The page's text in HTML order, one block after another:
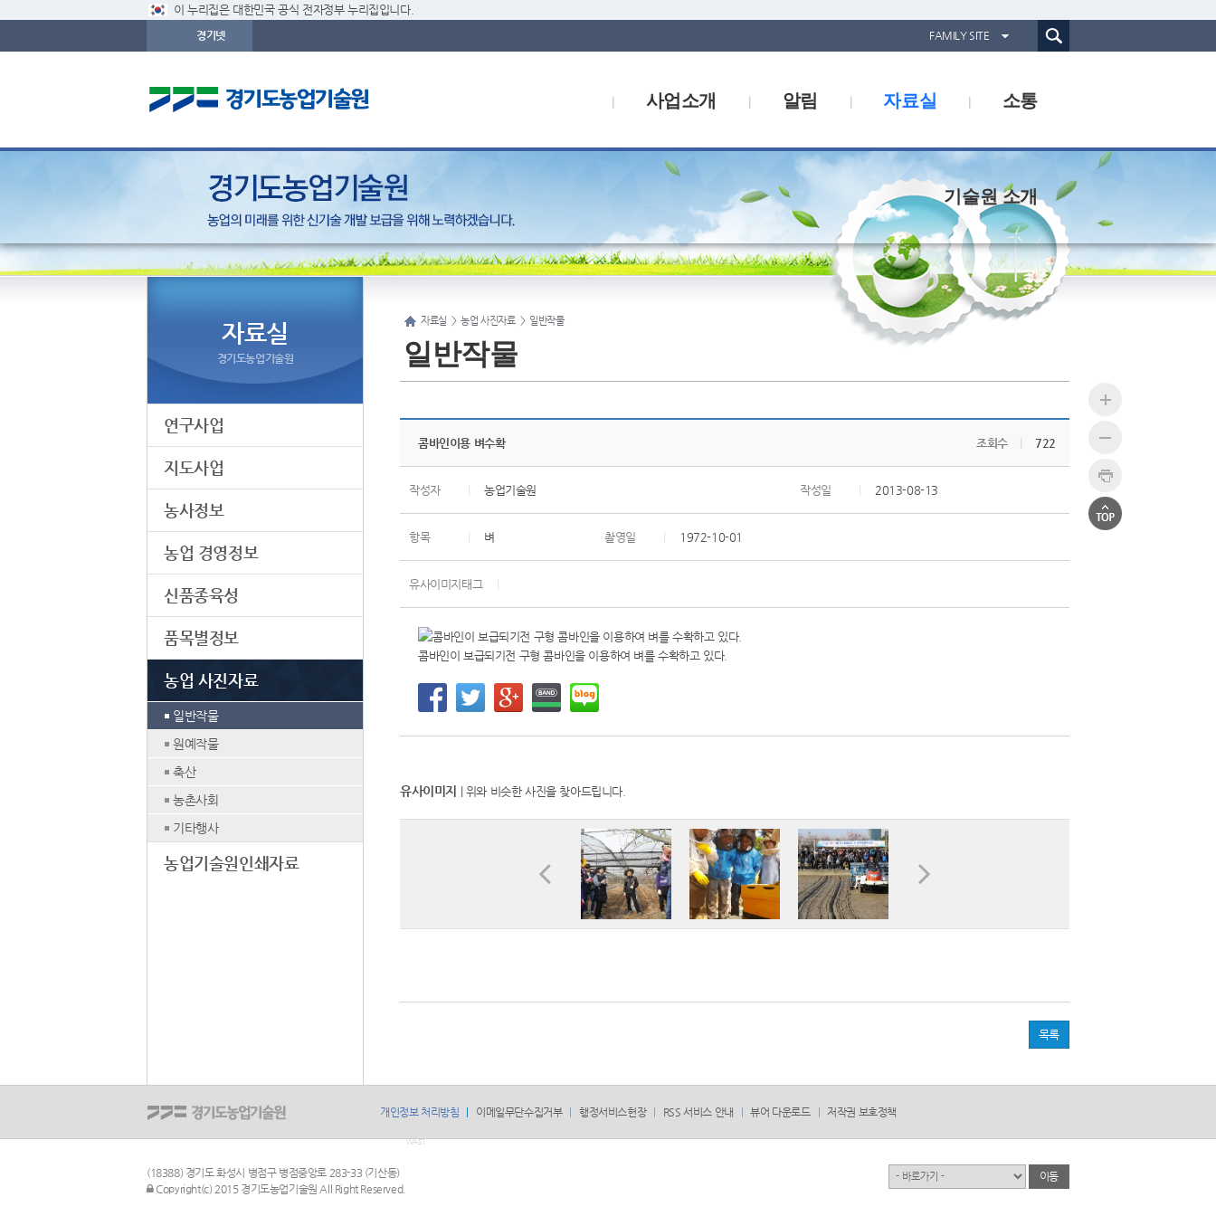
이 누리집은 대한민국 공식 전자정부 누리집입니다.
경기넷 FAMILY SITE
경기도동물위생시험소
경기해양수산자원연구소
통합검색(웹)
소통
자료실
알림
사업소개
기술원 소개
자료실 > 농업 사진자료 > 일반작물
일반작물
콤바인이용 벼수확 조회수 722
작성자 농업기술원 작성일 2013-08-13
항목 벼 촬영일 1972-10-01
유사이미지태그
콤바인이 보급되기전 구형 콤바인을 이용하여 벼를 수확하고 있다.
유사이미지 | 위와 비슷한 사진을 찾아드립니다.
목록
경기도농업기술원
자료실
연구사업
지도사업
농사정보
농업 경영정보
신품종육성
품목별정보
농업 사진자료
일반작물
원예작물
축산
농촌사회
기타행사
농업기술원인쇄자료
개인정보 처리방침 이메일무단수집거부 행정서비스헌장 RSS 서비스 안내 뷰어 다운로드 저작권 보호정책
(18388) 경기도 화성시 병점구 병점중앙로 283-33 (기산동)
관리자 로그인
Copyright(c) 2015 경기도농업기술원 All Right Reserved.
유관기관 이동
WAS1